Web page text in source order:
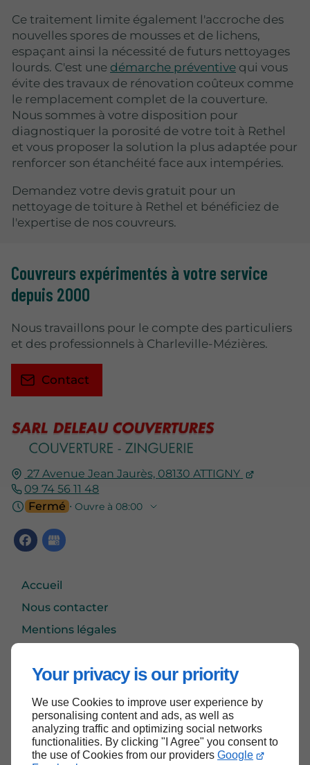
Your privacy is our priority
We use Cookies to improve user experience by
personalising content and ads, as well as
analyzing traffic and optimizing social networks
functionalities. By clicking "I Agree" you consent to
the use of Cookies from our providers Google
Ce traitement limite également l'accroche des
nouvelles spores de mousses et de lichens,
espaçant ainsi la nécessité de futurs nettoyages
lourds. C'est une démarche préventive qui vous
évite des travaux de rénovation coûteux comme
le remplacement complet de la couverture.
Nous sommes à votre disposition pour
diagnostiquer la porosité de votre toit à Rethel
et vous proposer la solution la plus adaptée pour
renforcer son étanchéité face aux intempéries.
Demandez votre devis gratuit pour un
nettoyage de toiture à Rethel et bénéficiez de
l'expertise de nos couvreurs.
27 Avenue Jean Jaurès, 08130 ATTIGNY
09 74 56 11 48
Fermé ⋅ Ouvre à 08:00
Accueil
Nous contacter
Mentions légales
Couvreurs expérimentés à votre service
depuis 2000
Nous travaillons pour le compte des particuliers
et des professionnels à Charleville-Mézières.
Contact
Haut de page